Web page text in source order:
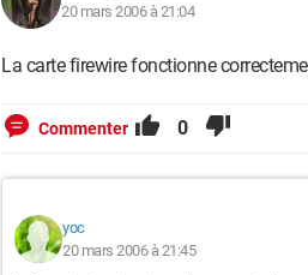
20 mars 2006 à 21:04
La carte firewire fonctionne
Commenter 0
yoc
20 mars 2006 à 21:45